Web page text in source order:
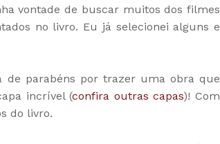
vontade de buscar muitos dos filmes
no livro. Eu já selecionei alguns e
de parabéns por trazer uma obra que
incrível (confira outras capas)! Com
do livro.